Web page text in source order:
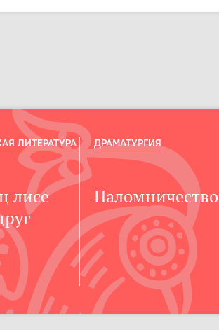
лисе
ЛИТЕРАТУРА
Паломничество
ДРАМАТУРГИЯ